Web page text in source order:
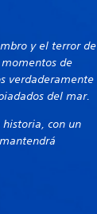
y el terror de
de
verdaderamente
del mar.
historia, con un